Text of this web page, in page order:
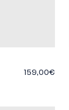
159,00€